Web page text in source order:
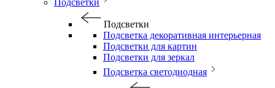
Подсветки
Подсветки
Подсветка декоративная интерьерная
Подсветки для картин
Подсветки для зеркал
Подсветка светодиодная